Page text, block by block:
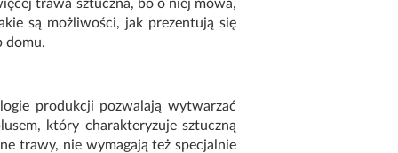
trawa sztuczna, bo o niej mowa,
są możliwości, jak prezentują się
domu.
produkcji pozwalają wytwarzać
który charakteryzuje sztuczną
trawy, nie wymagają też specjalnie